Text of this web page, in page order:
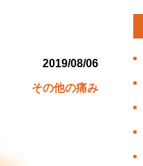
2019/08/06
その他の痛み